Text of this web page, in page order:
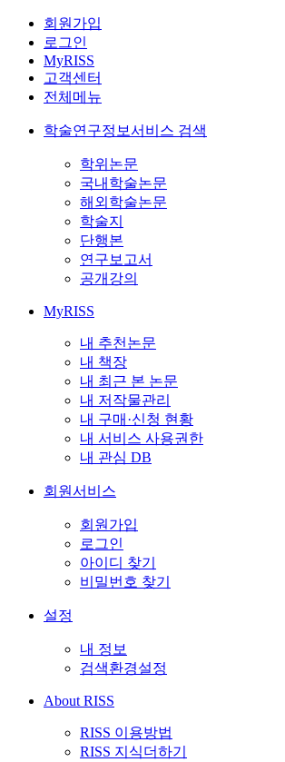
회원가입
로그인
MyRISS
고객센터
전체메뉴
학술연구정보서비스 검색
학위논문
국내학술논문
해외학술논문
학술지
단행본
연구보고서
공개강의
MyRISS
내 추천논문
내 책장
내 최근 본 논문
내 저작물관리
내 구매·신청 현황
내 서비스 사용권한
내 관심 DB
회원서비스
회원가입
로그인
아이디 찾기
비밀번호 찾기
설정
내 정보
검색환경설정
About RISS
RISS 이용방법
RISS 지식더하기